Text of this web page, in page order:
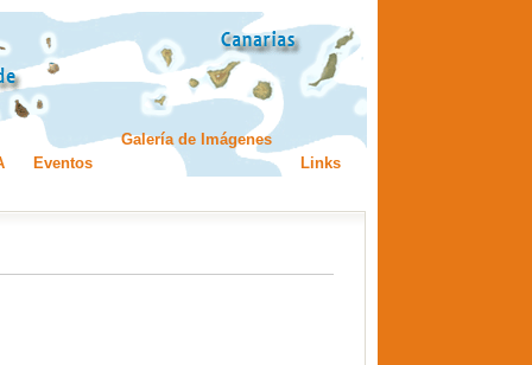
Eventos
Galería de Imágenes
Links